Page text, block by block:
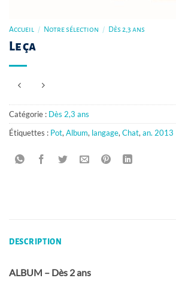
Accueil / Notre sélection / Dès 2,3 ans
Le ça
Catégorie : Dès 2,3 ans
Étiquettes : Pot,Album, langage,Chat,an. 2013
DESCRIPTION
ALBUM – Dès 2 ans